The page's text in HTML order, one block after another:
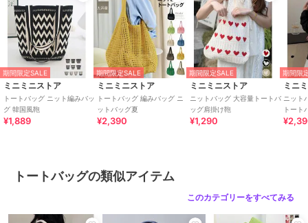
バッグ ／トートバッグ
カラー
ライトブルー、薄イエロー、ワイ
ンレッド、ライトブラウン、パー
プル、ベージュ、ダークグレー、
ラベンダー、ダークグリーン、く
すみベージュ、ブラック、くすみ
ブルー、グリーン、ダークパープ
ル、マスタード、ミントグリー
ン、オフホワイト、ダークブラウ
素材
ポリエステル
商品のお取り扱い方法
原産国 中国製
期間限定SALE
ミニミニストア
トートバッグ ニット編みバッ
グ 韓国風鞄
¥1,889
期間限定SALE
ミニミニストア
トートバッグ 編みバッグ ニ
ットバッグ夏
¥2,390
期間限定SALE
ミニミニストア
ニットバッグ 大容量トートバ
ッグ肩掛け鞄
¥1,290
期間限
ミニ
ニット
トート
トートバッグの類似アイテム
このカテゴリーをすべてみる